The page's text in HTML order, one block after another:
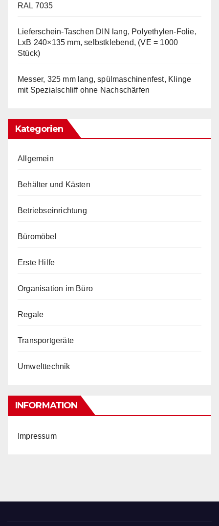
RAL 7035
Lieferschein-Taschen DIN lang, Polyethylen-Folie,
LxB 240×135 mm, selbstklebend, (VE = 1000
Stück)
Messer, 325 mm lang, spülmaschinenfest, Klinge
mit Spezialschliff ohne Nachschärfen
Kategorien
Allgemein
Behälter und Kästen
Betriebseinrichtung
Büromöbel
Erste Hilfe
Organisation im Büro
Regale
Transportgeräte
Umwelttechnik
INFORMATION
Impressum